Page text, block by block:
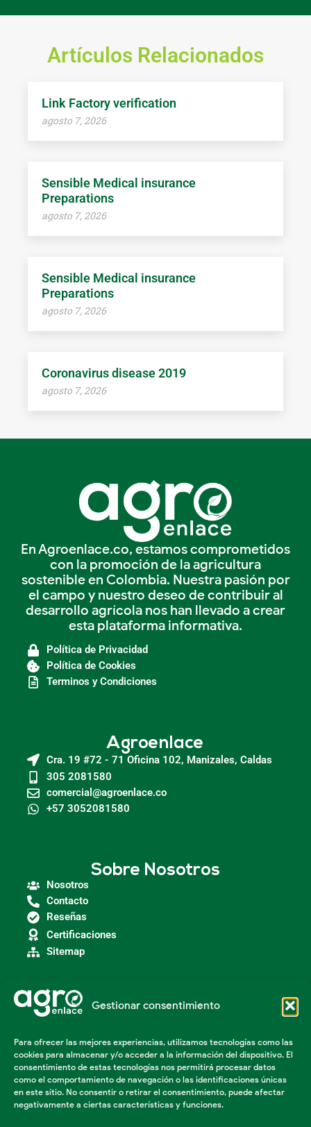
Gestionar consentimiento
Para ofrecer las mejores experiencias, utilizamos tecnologías como las
cookies para almacenar y/o acceder a la información del dispositivo. El
consentimiento de estas tecnologías nos permitirá procesar datos
como el comportamiento de navegación o las identificaciones únicas
en este sitio. No consentir o retirar el consentimiento, puede afectar
negativamente a ciertas características y funciones.
Artículos Relacionados
Link Factory verification
agosto 7, 2026
Sensible Medical insurance
Preparations
agosto 7, 2026
Sensible Medical insurance
Preparations
agosto 7, 2026
Coronavirus disease 2019
agosto 7, 2026
En Agroenlace.co, estamos comprometidos
con la promoción de la agricultura
sostenible en Colombia. Nuestra pasión por
el campo y nuestro deseo de contribuir al
desarrollo agrícola nos han llevado a crear
esta plataforma informativa.
Política de Privacidad
Política de Cookies
Terminos y Condiciones
Agroenlace
Cra. 19 #72 - 71 Oficina 102, Manizales, Caldas
305 2081580
comercial@agroenlace.co
+57 3052081580
Sobre Nosotros
Nosotros
Contacto
Reseñas
Certificaciones
Sitemap
Categorías
Insumos Agrícolas
Maquinaria Agroindustrial
Maquinaria Industrial
Acondicionador de suelos
Herramientas Agricolas